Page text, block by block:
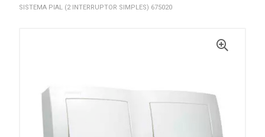
SISTEMA PIAL (2 INTERRUPTOR SIMPLES) 675020